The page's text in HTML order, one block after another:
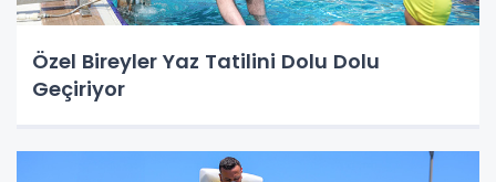
Özel Bireyler Yaz Tatilini Dolu Dolu
Geçiriyor